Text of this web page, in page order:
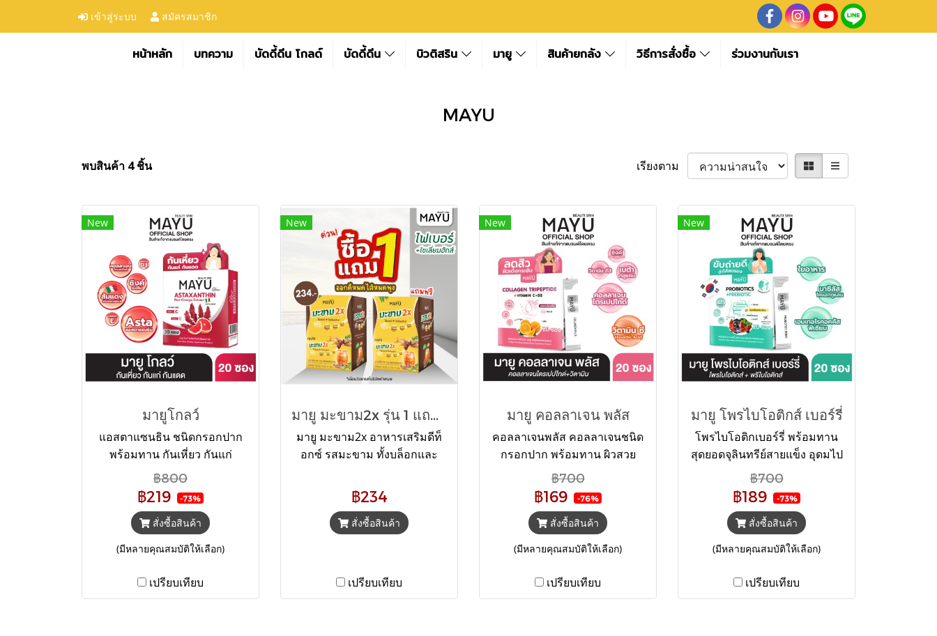
เข้าสู่ระบบ สมัครสมาชิก
หน้าหลัก บทความ บัดดี้ดีน โกลด์ บัดดี้ดีน บิวติสริน มายู สินค้ายกลัง วิธีการสั่งซื้อ ร่วมงานกับเรา
MAYU
พบสินค้า 4 ชิ้น เรียงตาม
New
มายูโกลว์
แอสตาแซนธิน ชนิดกรอกปาก
พร้อมทาน กันเหี่ยว กันแก่
กันแดด ครบจบใน 1 ซอง ด้วย
สารสกัดจาก แอสตราแซนธิน
ส้มแดง และวิตามินซี วิตามินอี
ผิวดูกระจ่างใส รูขุมขนกระชั้บ
ขึ้น ริ้วรอยจางลง สิวลดลง 2
กรัม x 20 ซอง
฿800
฿219 -73%
สั่งซื้อสินค้า
(มีหลายคุณสมบัติให้เลือก)
เปรียบเทียบ
New
มายู มะขาม2x รุ่น 1 แถม 1
มายู มะขาม2x อาหารเสริมดีท็
อกซ์ รสมะขาม ทั้งบล็อกและ
ปวดบิด น้ำหนัก 18 กรัม x 6 ซอง
฿234
สั่งซื้อสินค้า
เปรียบเทียบ
New
มายู คอลลาเจน พลัส
คอลลาเจนพลัส คอลลาเจนชนิด
กรอกปาก พร้อมทาน ผิวสวย
สุขภาพดี ด้วยสารสกัดจากคอล
ลาเจนไตรเปปไทด์ และ วิตามินซี
ที่ช่วยเรื่องผิวกระจ่างใส ลดสิว
ผิวเด้งกระชับ สามารถรับ
ประทานได้ทุกที่ ทุกเวลา น้ำหนัก
2 กรัม x 20 ซอง
฿700
฿169 -76%
สั่งซื้อสินค้า
(มีหลายคุณสมบัติให้เลือก)
เปรียบเทียบ
New
มายู โพรไบโอติกส์ เบอร์รี่
โพรไบโอติกเบอร์รี่ พร้อมทาน
สุดยอดจุลินทรีย์สายแข็ง อุดมไป
ด้วยซินไบโอติกและเบอร์รี่อีก 7
ชนิด เพียงฉีกซอง และกรอกปาก
รับประทานได้เลย เพื่อการขับ
ถ่ายที่ดี และต้านอนุมูลอิสระ
สามารถรับประทานได้ทุกที่ ทุก
เวลา น้ำหนัก 2 กรัม x 20 ซอง
฿700
฿189 -73%
สั่งซื้อสินค้า
(มีหลายคุณสมบัติให้เลือก)
เปรียบเทียบ